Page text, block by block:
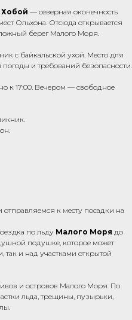
— северная оконечность
Ольхона. Отсюда открывается
берег Малого Моря.
с байкальской ухой. Место для
и требований безопасности.
к 17:00. Вечером — свободное
к месту посадки на
по льду Малого Моря до
подушке, которое может
так и над участками открытой
и островов Малого Моря. По
льда, трещины, пузырьки,